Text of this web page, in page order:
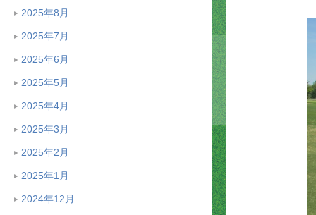
2025年8月
2025年7月
2025年6月
2025年5月
2025年4月
2025年3月
2025年2月
2025年1月
2024年12月